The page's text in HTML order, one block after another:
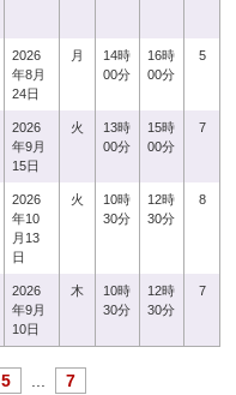
2026
年8月
24日
月
14時
00分
16時
00分
5
2026
年9月
15日
火
13時
00分
15時
00分
7
2026
年10
月13
日
火
10時
30分
12時
30分
8
2026
年9月
10日
木
10時
30分
12時
30分
7
5 7